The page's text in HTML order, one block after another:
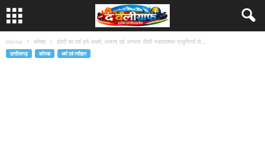
Home कोरबा होली का पर्व हमें अधर्म, असत्य एवं अन्याय जैसी नकारात्मक प्रवृत्तियों से...
छत्तीसगढ़ कोरबा धर्म एवं त्यौहार